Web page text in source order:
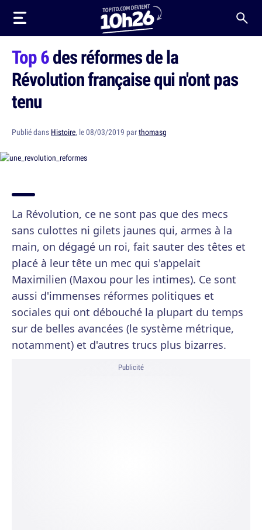
Top 6des réformes de la
Révolution française qui n'ont pas
tenu
Publié dans Histoire, le 08/03/2019 parthomasg
La Révolution, ce ne sont pas que des mecs
sans culottes ni gilets jaunes qui, armes à la
main, on dégagé un roi, fait sauter des têtes et
placé à leur tête un mec qui s'appelait
Maximilien (Maxou pour les intimes). Ce sont
aussi d'immenses réformes politiques et
sociales qui ont débouché la plupart du temps
sur de belles avancées (le système métrique,
notamment) et d'autres trucs plus bizarres.
Publicité